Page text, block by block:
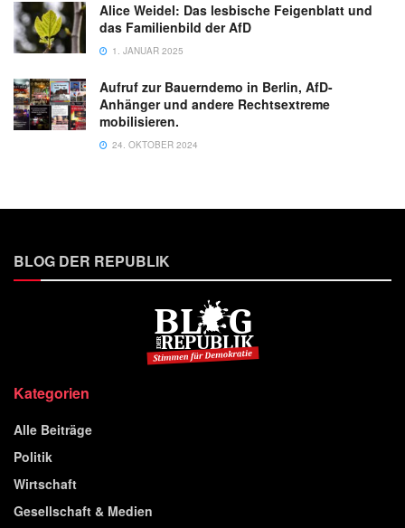
Alice Weidel: Das lesbische Feigenblatt und
das Familienbild der AfD
1. JANUAR 2025
Aufruf zur Bauerndemo in Berlin, AfD-
Anhänger und andere Rechtsextreme
mobilisieren.
24. OKTOBER 2024
BLOG DER REPUBLIK
Kategorien
Alle Beiträge
Politik
Wirtschaft
Gesellschaft & Medien